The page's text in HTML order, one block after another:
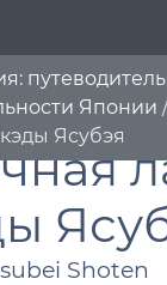
путеводитель
Японии /
Ясубэя
Shoten